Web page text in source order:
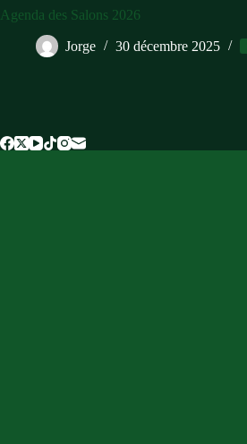
Agenda des Salons 2026
Jorge 30 décembre 2025